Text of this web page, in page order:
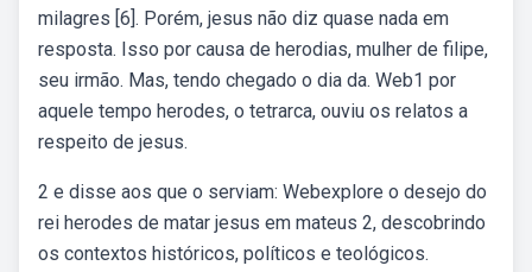
milagres [6]. Porém, jesus não diz quase nada em
resposta. Isso por causa de herodias, mulher de filipe,
seu irmão. Mas, tendo chegado o dia da. Web1 por
aquele tempo herodes, o tetrarca, ouviu os relatos a
respeito de jesus.
2 e disse aos que o serviam: Webexplore o desejo do
rei herodes de matar jesus em mateus 2, descobrindo
os contextos históricos, políticos e teológicos.